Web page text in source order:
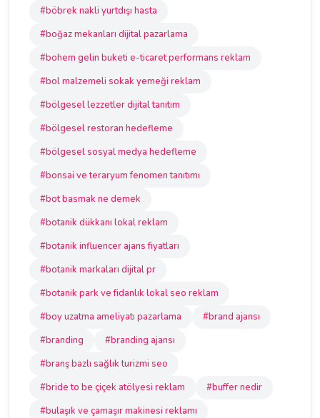
#böbrek nakli yurtdışı hasta
#boğaz mekanları dijital pazarlama
#bohem gelin buketi e-ticaret performans reklam
#bol malzemeli sokak yemeği reklam
#bölgesel lezzetler dijital tanıtım
#bölgesel restoran hedefleme
#bölgesel sosyal medya hedefleme
#bonsai ve teraryum fenomen tanıtımı
#bot basmak ne demek
#botanik dükkanı lokal reklam
#botanik influencer ajans fiyatları
#botanik markaları dijital pr
#botanik park ve fidanlık lokal seo reklam
#boy uzatma ameliyatı pazarlama
#brand ajansı
#branding
#branding ajansı
#branş bazlı sağlık turizmi seo
#bride to be çiçek atölyesi reklam
#buffer nedir
#bulaşık ve çamaşır makinesi reklamı